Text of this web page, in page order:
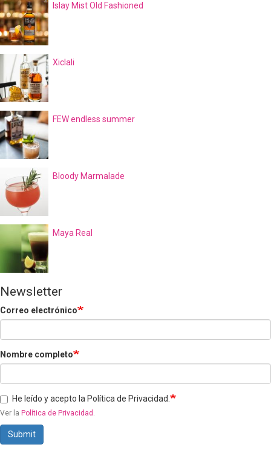
Islay Mist Old Fashioned
Xiclali
FEW endless summer
Bloody Marmalade
Maya Real
Newsletter
Correo electrónico
Nombre completo
He leído y acepto la Política de Privacidad.
Ver la Política de Privacidad .
Submit